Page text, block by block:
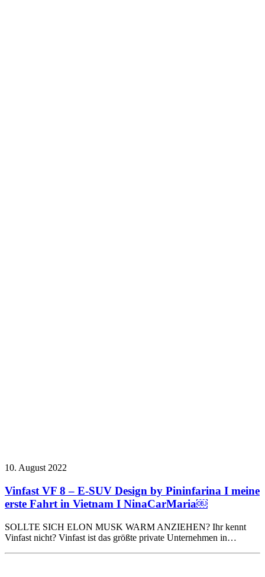
10. August 2022
Vinfast VF 8 – E-SUV Design by Pininfarina I meine
erste Fahrt in Vietnam I NinaCarMaria￼
SOLLTE SICH ELON MUSK WARM ANZIEHEN? Ihr kennt
Vinfast nicht? Vinfast ist das größte private Unternehmen in…